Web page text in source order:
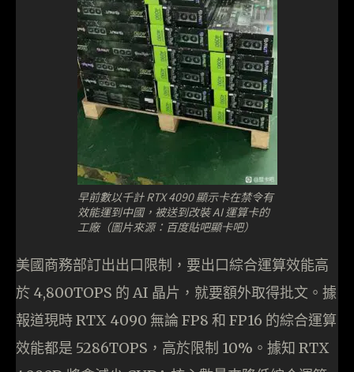
早前數以千計 RTX 4090 顯示卡在禁令有
效能運到中國，被送到改裝 AI 運算卡的
工廠（圖片來源：百度貼吧顯卡吧）
美國商務部訂出出口限制，要出口綜合運算效能高
於 4,800TOPS 的 AI 晶片，就要額外取得批文。據
報道現時 RTX 4090 無論 FP8 和 FP16 的綜合運算
效能都是 5286TOPS，高於限制 10%。據知 RTX